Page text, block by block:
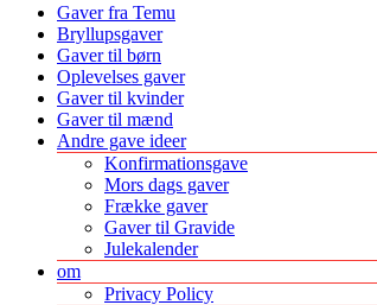
Gaver fra Temu
Bryllupsgaver
Gaver til børn
Oplevelses gaver
Gaver til kvinder
Gaver til mænd
Andre gave ideer
Konfirmationsgave
Mors dags gaver
Frække gaver
Gaver til Gravide
Julekalender
om
Privacy Policy